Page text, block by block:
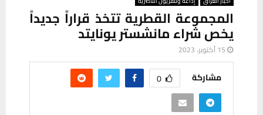
المجموعة القطرية تتخذ قراراً جديداً
يخص شراء مانشستر يونايتد
15 أكتوبر، 2023
مشاركة 0